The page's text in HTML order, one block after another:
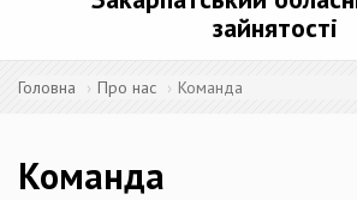
зайнятості
Головна Про нас Команда
Команда